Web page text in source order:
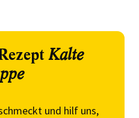
Kalte
und hilf uns,